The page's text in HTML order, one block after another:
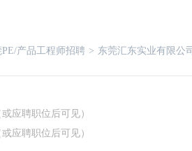
PE/产品工程师招聘 > 东莞汇东实业有限公
或应聘职位后可见）
或应聘职位后可见）